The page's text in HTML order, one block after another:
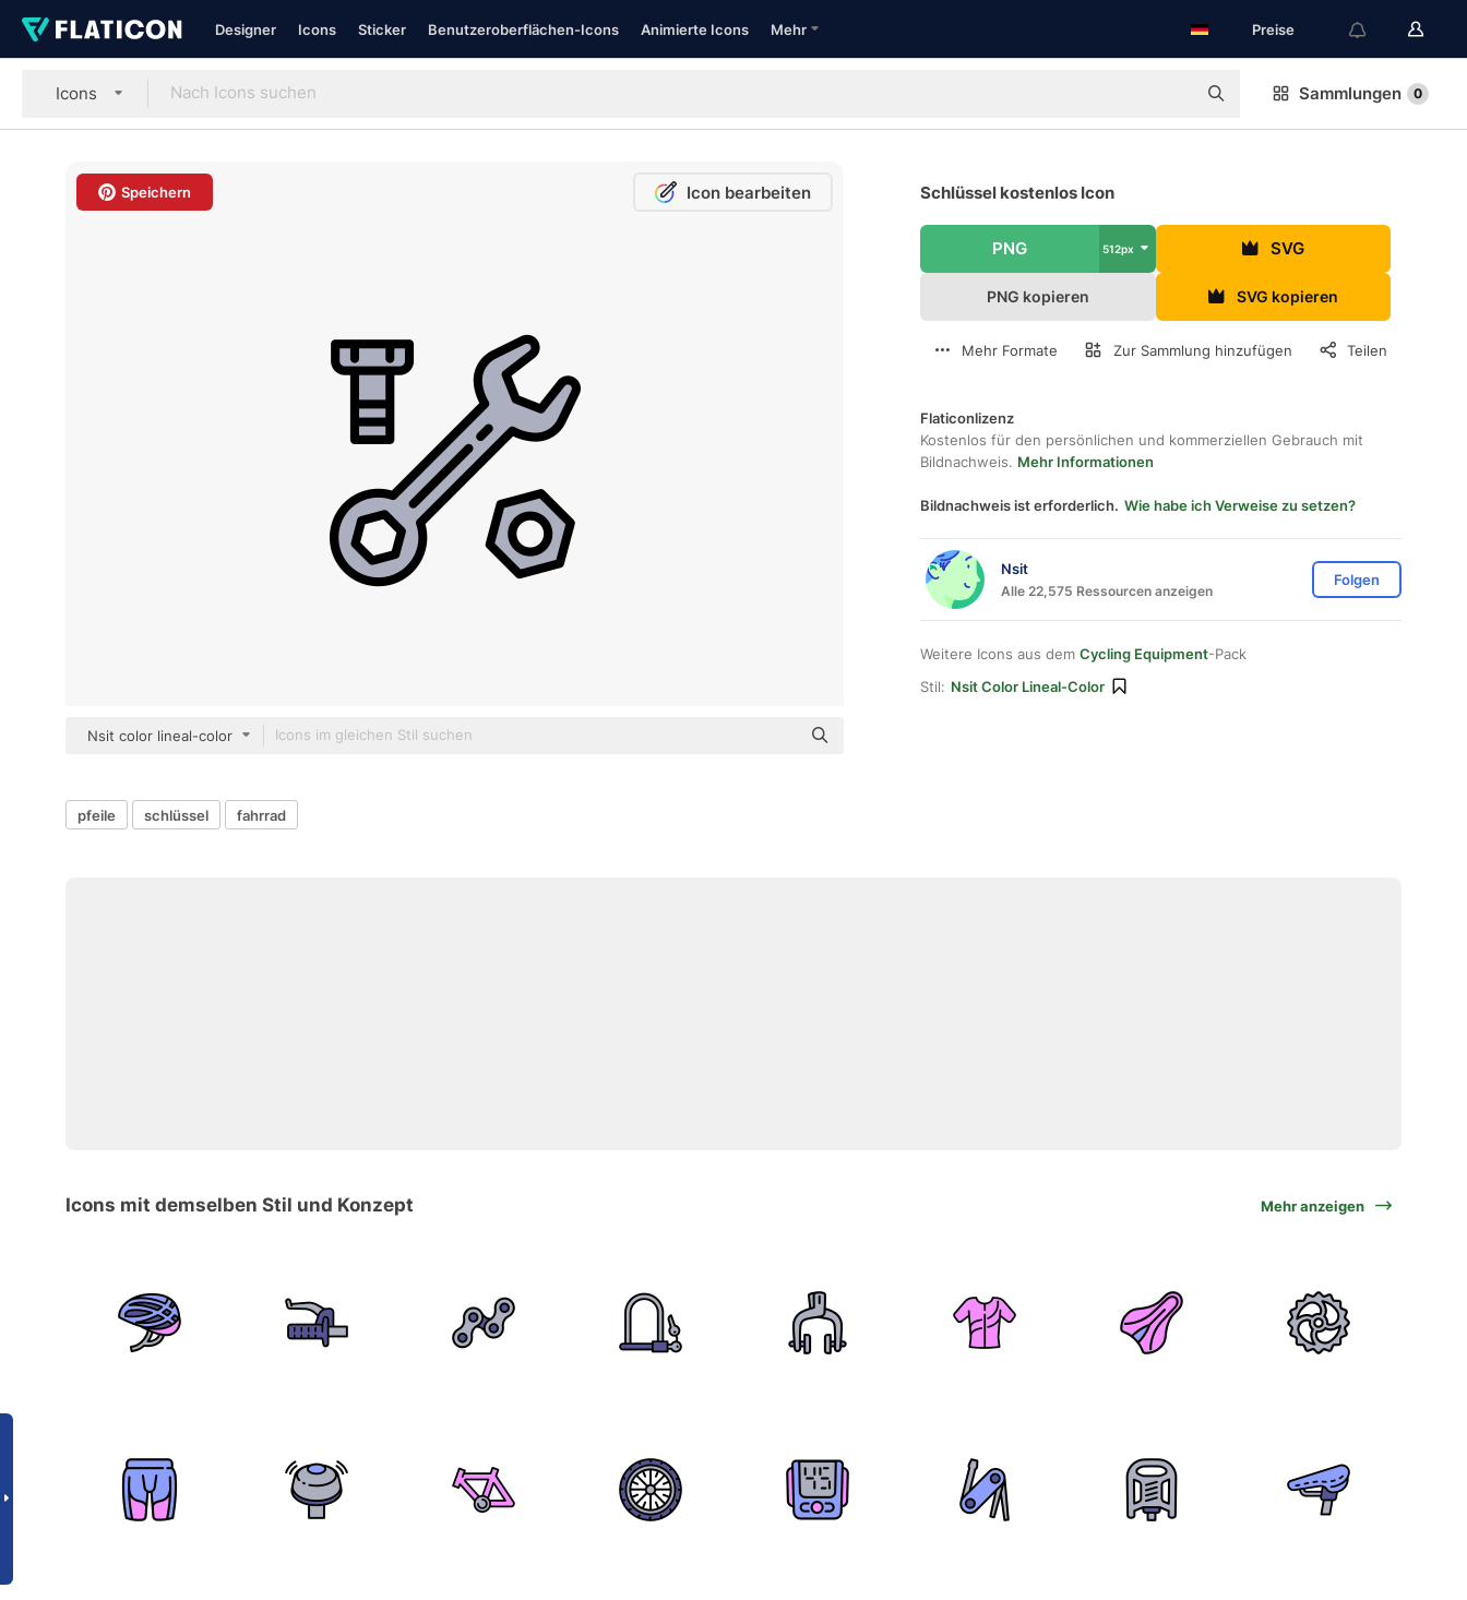
Designer Icons Sticker Benutzeroberflächen-Icons Animierte Icons Mehr Preise
Icons Sammlungen 0
Speichern Icon bearbeiten
Nsit color lineal-color
Schlüssel kostenlos Icon
PNG 512px SVG
PNG kopieren SVG kopieren
Mehr Formate Zur Sammlung hinzufügen Teilen
Flaticonlizenz
Kostenlos für den persönlichen und kommerziellen Gebrauch mit
Bildnachweis. Mehr Informationen
Bildnachweis ist erforderlich. Wie habe ich Verweise zu setzen?
Nsit
Alle 22,575 Ressourcen anzeigen
Folgen
Weitere Icons aus dem Cycling Equipment-Pack
Stil: Nsit Color Lineal-Color
pfeile schlüssel fahrrad
Icons mit demselben Stil und Konzept Mehr anzeigen